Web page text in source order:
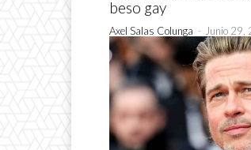
beso gay
Axel Salas Colunga - Junio 29,